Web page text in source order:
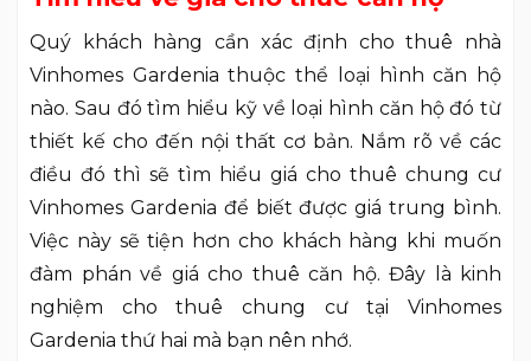
Quý khách hàng cần xác định cho thuê nhà
Vinhomes Gardenia thuộc thể loại hình căn hộ
nào. Sau đó tìm hiểu kỹ về loại hình căn hộ đó từ
thiết kế cho đến nội thất cơ bản. Nắm rõ về các
điều đó thì sẽ tìm hiểu giá cho thuê chung cư
Vinhomes Gardenia để biết được giá trung bình.
Việc này sẽ tiện hơn cho khách hàng khi muốn
đàm phán về giá cho thuê căn hộ. Đây là kinh
nghiệm cho thuê chung cư tại Vinhomes
Gardenia thứ hai mà bạn nên nhớ.